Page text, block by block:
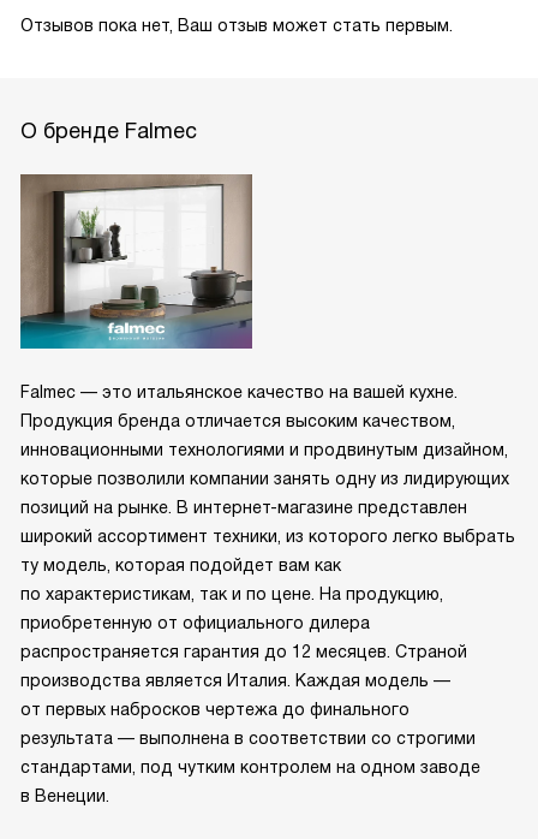
Отзывов пока нет, Ваш отзыв может стать первым.
О бренде Falmec
Falmec — это итальянское качество на вашей кухне.
Продукция бренда отличается высоким качеством,
инновационными технологиями и продвинутым дизайном,
которые позволили компании занять одну из лидирующих
позиций на рынке. В интернет-магазине представлен
широкий ассортимент техники, из которого легко выбрать
ту модель, которая подойдет вам как
по характеристикам, так и по цене. На продукцию,
приобретенную от официального дилера
распространяется гарантия до 12 месяцев. Страной
производства является Италия. Каждая модель —
от первых набросков чертежа до финального
результата — выполнена в соответствии со строгими
стандартами, под чутким контролем на одном заводе
в Венеции.